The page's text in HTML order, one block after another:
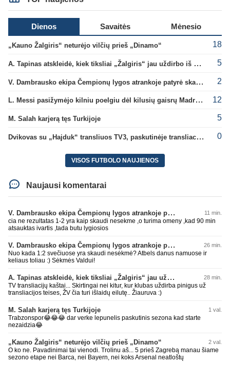
Dienos Savaitės Mėnesio
„Kauno Žalgiris“ neturėjo vilčių prieš „Dinamo“ 18
A. Tapinas atskleidė, kiek tiksliai „Žalgiris“ jau uždirbo iš UEFA premijų 5
V. Dambrausko ekipa Čempionų lygos atrankoje patyrė skaudžią nesėkmę 2
L. Messi pasižymėjo kilniu poelgiu dėl kilusių gaisrų Madride 12
M. Salah karjerą tęs Turkijoje 5
Dvikovas su „Hajduk“ transliuos TV3, paskutinėje transliacijoje – nauji rekordai 0
VISOS FUTBOLO NAUJIENOS
Naujausi komentarai
V. Dambrausko ekipa Čempionų lygos atrankoje patyrė skaudžią nesėkmę 11 min.
cia ne rezultatas 1-2 yra kaip skaudi nesekme ,o turima omeny ,kad 90 min
atsauktas ivartis ,tada butu lygiosios
V. Dambrausko ekipa Čempionų lygos atrankoje patyrė skaudžią nesėkmę 26 min.
Nuo kada 1:2 svečiuose yra skaudi nesėkmė? Atbels danus namuose ir
keliaus toliau :) Sėkmės Valdui!
A. Tapinas atskleidė, kiek tiksliai „Žalgiris“ jau uždirbo iš UEFA premijų 28 min.
TV transliacijų kaštai... Skirtingai nei kitur, kur klubas uždirba pinigus už
transliacijos teises, ŽV čia turi išlaidų eilutę.. Žiauruva :)
M. Salah karjerą tęs Turkijoje 1 val.
Trabzonspor😂😂😂 dar verke lepunelis paskutinis sezona kad starte
nezaidzia😂
„Kauno Žalgiris“ neturėjo vilčių prieš „Dinamo“ 2 val.
O ko ne. Pavadinimai tai vienodi. Trolinu aš... 5 prieš Zagrebą manau šiame
sezono etape nei Barca, nei Bayern, nei koks Arsenal neatloštų